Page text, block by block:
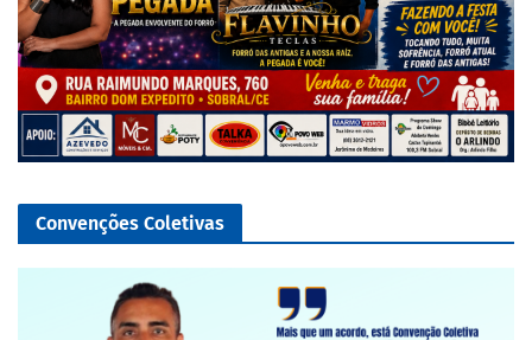
Convenções Coletivas